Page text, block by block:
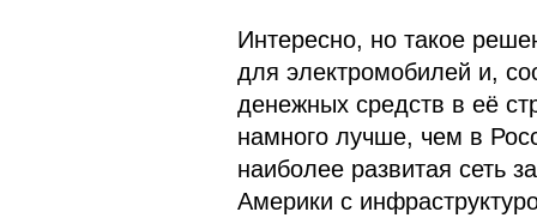
Интересно, но такое
для электромобилей и,
денежных средств в её
намного лучше, чем в
наиболее развитая сеть
Америки с